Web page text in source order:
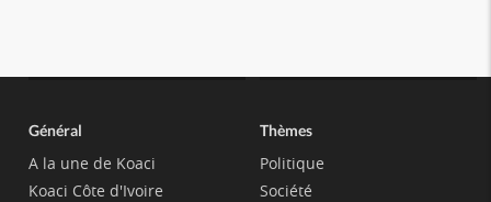
Général
A la une de Koaci
Koaci Côte d'Ivoire
Thèmes
Politique
Société